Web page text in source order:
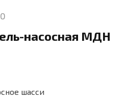
насосная МДН
шасси